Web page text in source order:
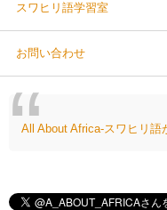
スワヒリ語学習室
お問い合わせ
All About Africa-スワヒリ語